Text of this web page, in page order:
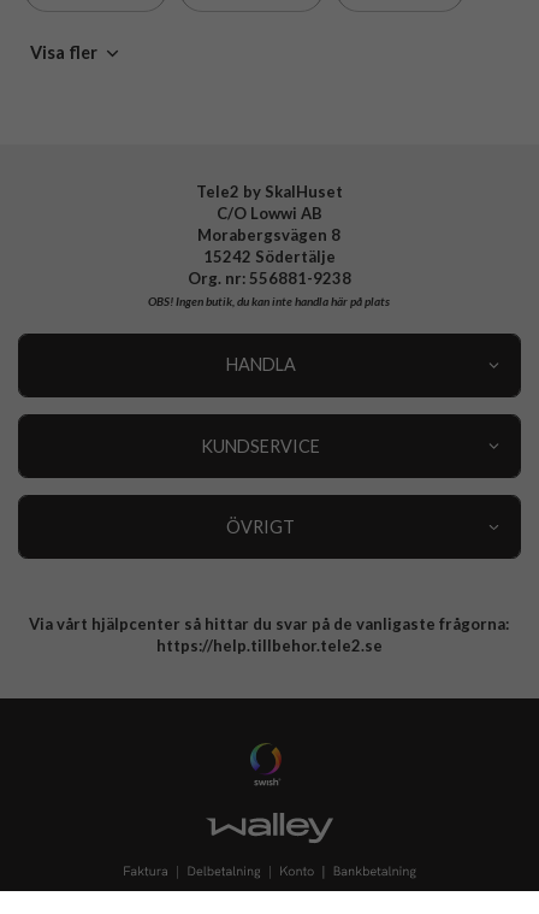
Tillverkarens art nr
Visa fler
Tele2 by SkalHuset
C/O Lowwi AB
Morabergsvägen 8
15242 Södertälje
Org. nr: 556881-9238
OBS!Ingen butik, du kan inte handla här på plats
HANDLA
KUNDSERVICE
ÖVRIGT
Integritetspolicy
Via vårt hjälpcenter så hittar du svar på de vanligaste frågorna:
https://help.tillbehor.tele2.se